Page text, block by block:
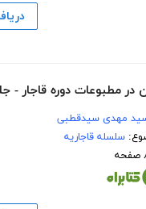
در مطبوعات دوره قاجار -
مهدی سیدقطبی
سلسله قاجاریه